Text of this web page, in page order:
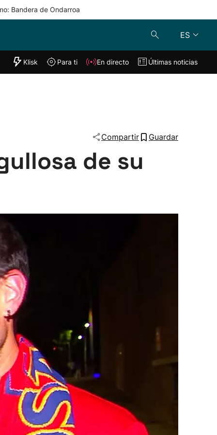
Bandera de Ondarroa
ES
"Helmuga"
Klisk En directo
Klisk Para ti En directo Últimas noticias
Compartir Guardar
de su